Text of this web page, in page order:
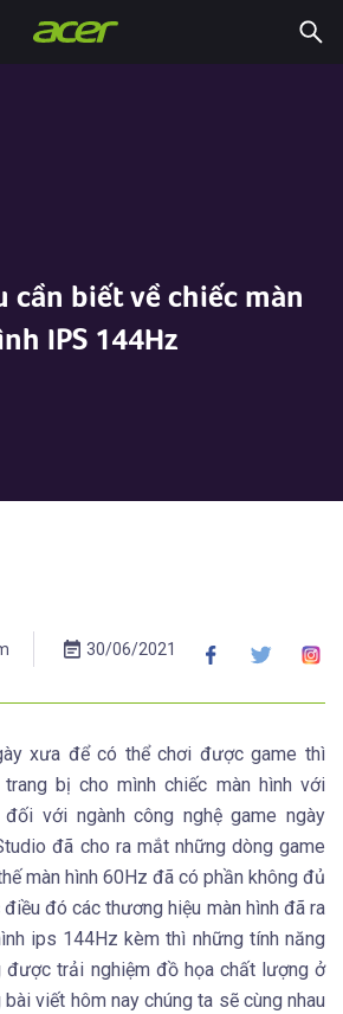
cần biết về chiếc màn
IPS 144Hz
30/06/2021
xưa để có thể chơi được game thì
bị cho mình chiếc màn hình với
với ngành công nghệ game ngày
đã cho ra mắt những dòng game
màn hình 60Hz đã có phần không đủ
đó các thương hiệu màn hình đã ra
ips 144Hz kèm thì những tính năng
được trải nghiệm đồ họa chất lượng ở
viết hôm nay chúng ta sẽ cùng nhau